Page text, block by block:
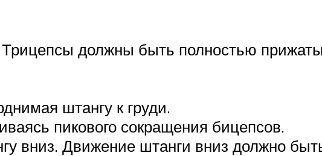
должны быть полностью
штангу к груди.
пикового сокращения бицепсов.
вниз. Движение штанги вниз должно